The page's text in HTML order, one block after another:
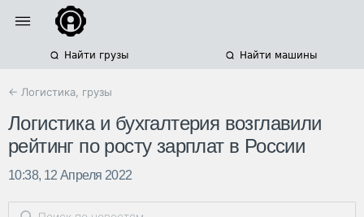
Найти грузы Найти машины
← Логистика, грузы
Логистика и бухгалтерия возглавили
рейтинг по росту зарплат в России
10:38, 12 Апреля 2022